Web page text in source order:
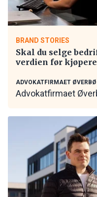
BRAND STORIES
Skal du selge
verdien før
ADVOKATFIRMAET
Advokatfirmaet